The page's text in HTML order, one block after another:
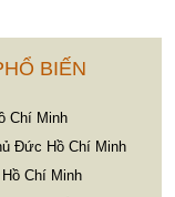
BIẾN
Chí Minh
Đức Hồ Chí Minh
Chí Minh